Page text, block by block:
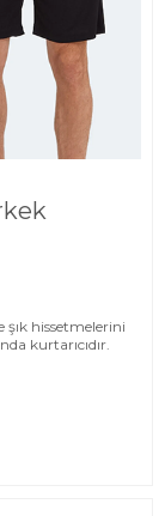
hissetmelerini
kurtarıcıdır.